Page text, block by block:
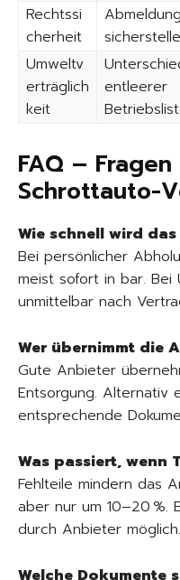
Rechtssi
cherheit
Umweltv
erträglich
keit
entleerer
FAQ –
Schrottauto-
Wie schnell wird
Bei persönlicher
meist sofort in bar.
unmittelbar nach
Wer übernimmt die
Gute Anbieter
Entsorgung. Alternativ
entsprechende
Was passiert, wenn
Fehlteile mindern das
aber nur um 10–20 %.
durch Anbieter möglich.